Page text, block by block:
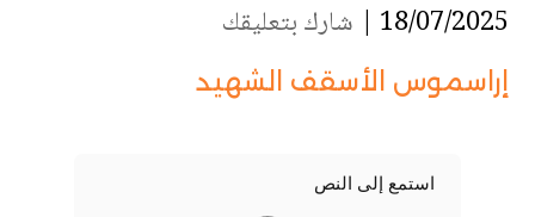
18/07/2025 | شارك بتعليقك
إراسموس الأسقف الشهيد
استمع إلى النص